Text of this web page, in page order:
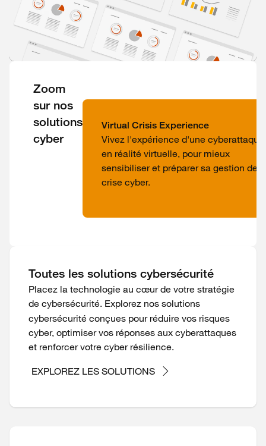
Zoom
sur nos
solutions
cyber
Virtual Crisis Experience
Vivez l'expérience d'une cyberattaque
en réalité virtuelle, pour mieux
sensibiliser et préparer sa gestion de
crise cyber.
Toutes les solutions cybersécurité
Placez la technologie au cœur de votre stratégie
de cybersécurité. Explorez nos solutions
cybersécurité conçues pour réduire vos risques
cyber, optimiser vos réponses aux cyberattaques
et renforcer votre cyber résilience.
EXPLOREZ LES SOLUTIONS